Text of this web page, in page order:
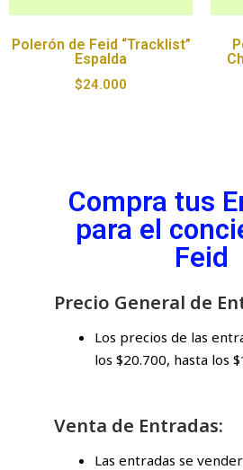
Polerón de Feid “Tracklist”
Espalda
$24.000
Compra tus
para el
Feid
Precio General de
Los precios de las
los $20.700, hasta los
Venta de Entradas:
Las entradas se